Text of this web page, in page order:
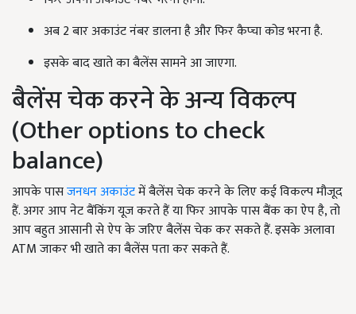
अब 2 बार अकाउंट नंबर डालना है और फिर कैप्चा कोड भरना है.
इसके बाद खाते का बैलेंस सामने आ जाएगा.
बैलेंस चेक करने के अन्य विकल्प
(Other options to check
balance)
आपके पासजनधन अकाउंटमें बैलेंस चेक करने के लिए कई विकल्प मौजूद
हैं. अगर आप नेट बैंकिंग यूज करते हैं या फिर आपके पास बैंक का ऐप है, तो
आप बहुत आसानी से ऐप के जरिए बैलेंस चेक कर सकते हैं. इसके अलावा
ATM जाकर भी खाते का बैलेंस पता कर सकते हैं.